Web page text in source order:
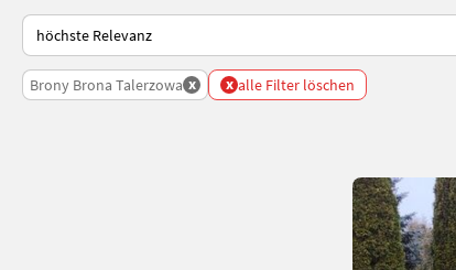
So wird auf Landwirt.com sortiert
Brony Brona Talerzowa x x alle Filter löschen